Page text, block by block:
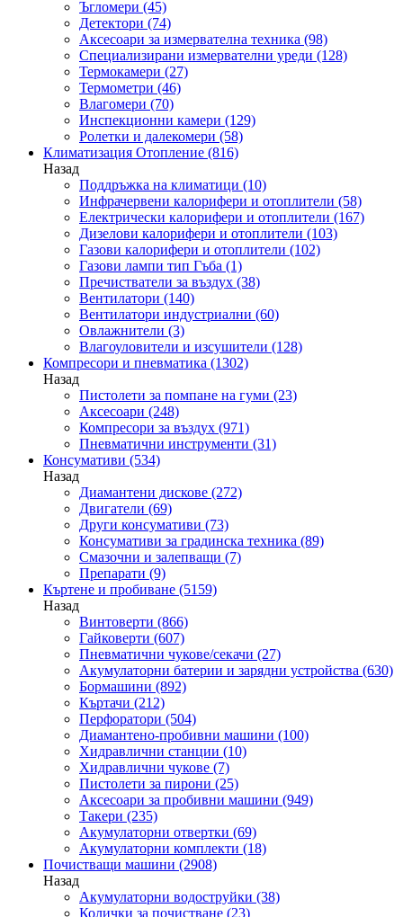
Ъгломери (45)
Детектори (74)
Аксесоари за измервателна техника (98)
Специализирани измервателни уреди (128)
Термокамери (27)
Термометри (46)
Влагомери (70)
Инспекционни камери (129)
Ролетки и далекомери (58)
Климатизация Отопление (816)
Назад
Поддръжка на климатици (10)
Инфрачервени калорифери и отоплители (58)
Електрически калорифери и отоплители (167)
Дизелови калорифери и отоплители (103)
Газови калорифери и отоплители (102)
Газови лампи тип Гъба (1)
Пречистватели за въздух (38)
Вентилатори (140)
Вентилатори индустриални (60)
Овлажнители (3)
Влагоуловители и изсушители (128)
Компресори и пневматика (1302)
Назад
Пистолети за помпане на гуми (23)
Аксесоари (248)
Компресори за въздух (971)
Пневматични инструменти (31)
Консумативи (534)
Назад
Диамантени дискове (272)
Двигатели (69)
Други консумативи (73)
Консумативи за градинска техника (89)
Смазочни и залепващи (7)
Препарати (9)
Къртене и пробиване (5159)
Назад
Винтоверти (866)
Гайковерти (607)
Пневматични чукове/секачи (27)
Акумулаторни батерии и зарядни устройства (630)
Бормашини (892)
Къртачи (212)
Перфоратори (504)
Диамантено-пробивни машини (100)
Хидравлични станции (10)
Хидравлични чукове (7)
Пистолети за пирони (25)
Аксесоари за пробивни машини (949)
Такери (235)
Акумулаторни отвертки (69)
Акумулаторни комплекти (18)
Почистващи машини (2908)
Назад
Акумулаторни водоструйки (38)
Колички за почистване (23)